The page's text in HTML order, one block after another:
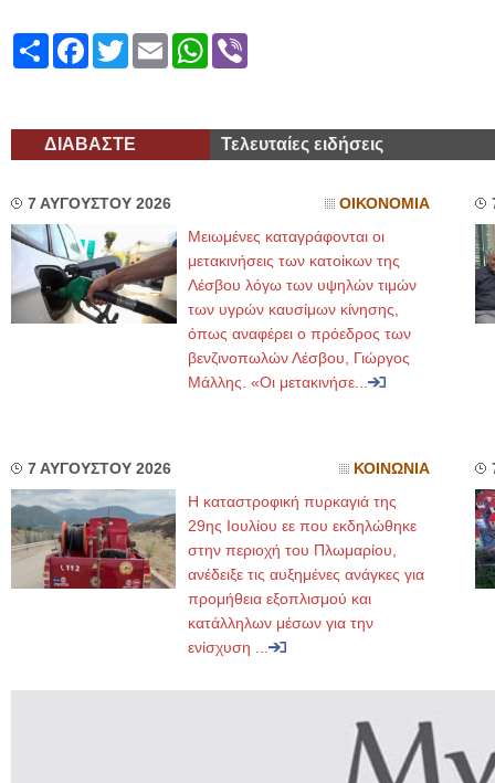
ShareFacebook
TwitterEmailWhatsApp
ΔΙΑΒΑΣΤΕ Τελευταίες ειδήσεις
7 ΑΥΓΟΥΣΤΟΥ 2026 ΟΙΚΟΝΟΜΙΑ
Μειωμένες καταγράφονται οι
μετακινήσεις των κατοίκων της
Λέσβου λόγω των υψηλών τιμών
των υγρών καυσίμων κίνησης,
όπως αναφέρει ο πρόεδρος των
βενζινοπωλών Λέσβου, Γιώργος
Μάλλης. «Οι μετακινήσε...
7 ΑΥΓΟΥΣΤΟΥ 2026 ΚΟΙΝΩΝΙΑ
Η καταστροφική πυρκαγιά της
29ης Ιουλίου εε που εκδηλώθηκε
στην περιοχή του Πλωμαρίου,
ανέδειξε τις αυξημένες ανάγκες για
προμήθεια εξοπλισμού και
κατάλληλων μέσων για την
ενίσχυση ...